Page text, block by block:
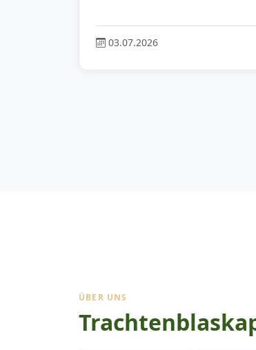
03.07.2026
ÜBER UNS